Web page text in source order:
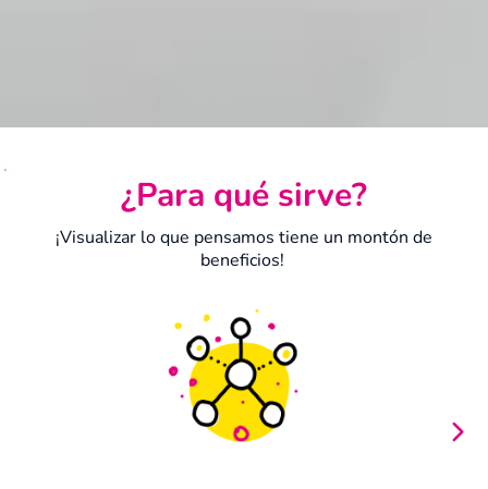
¿Para qué sirve?
¡Visualizar lo que pensamos tiene un montón de
beneficios!